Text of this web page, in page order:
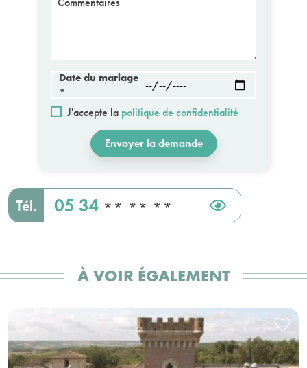
Date du mariage
*
J'accepte la politique de confidentialité
Envoyer la demande
Tél. 05 34 ** ** **
À VOIR ÉGALEMENT